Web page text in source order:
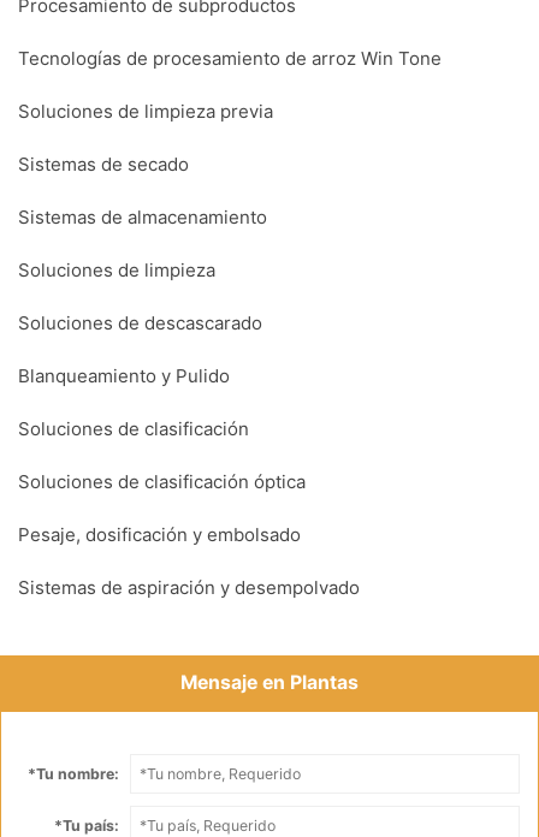
Procesamiento de subproductos
Tecnologías de procesamiento de arroz Win Tone
Soluciones de limpieza previa
Sistemas de secado
Sistemas de almacenamiento
Soluciones de limpieza
Soluciones de descascarado
Blanqueamiento y Pulido
Soluciones de clasificación
Soluciones de clasificación óptica
Pesaje, dosificación y embolsado
Sistemas de aspiración y desempolvado
Mensaje en Plantas
*Tu nombre:
*Tu país: